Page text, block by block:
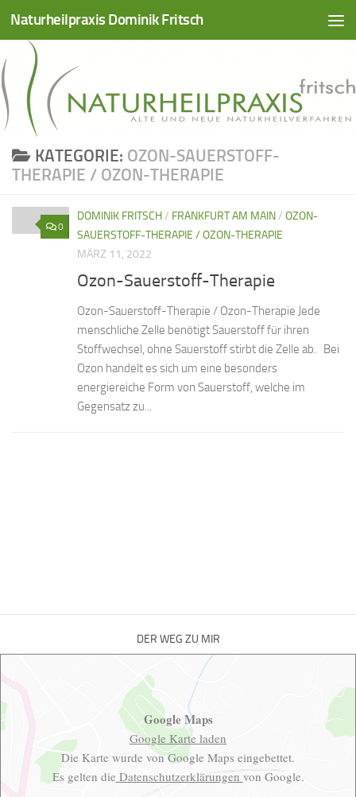
Zum Inhalt springen
Naturheilpraxis Dominik Fritsch
KATEGORIE: OZON-SAUERSTOFF-
THERAPIE / OZON-THERAPIE
0
DOMINIK FRITSCH/ FRANKFURT AM MAIN/ OZON-
SAUERSTOFF-THERAPIE / OZON-THERAPIE
MÄRZ 11, 2022
Ozon-Sauerstoff-Therapie
Ozon-Sauerstoff-Therapie / Ozon-Therapie Jede
menschliche Zelle benötigt Sauerstoff für ihren
Stoffwechsel, ohne Sauerstoff stirbt die Zelle ab. Bei
Ozon handelt es sich um eine besonders
energiereiche Form von Sauerstoff, welche im
Gegensatz zu...
DER WEG ZU MIR
Google Maps
Google Karte laden
Die Karte wurde von Google Maps eingebettet.
Es gelten die Datenschutzerklärungen von Google.